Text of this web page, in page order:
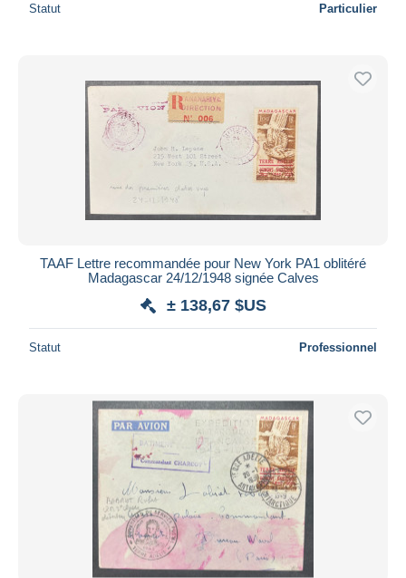
Statut Particulier
TAAF Lettre recommandée pour New York PA1 oblitéré
Madagascar 24/12/1948 signée Calves
± 138,67 $US
Statut Professionnel